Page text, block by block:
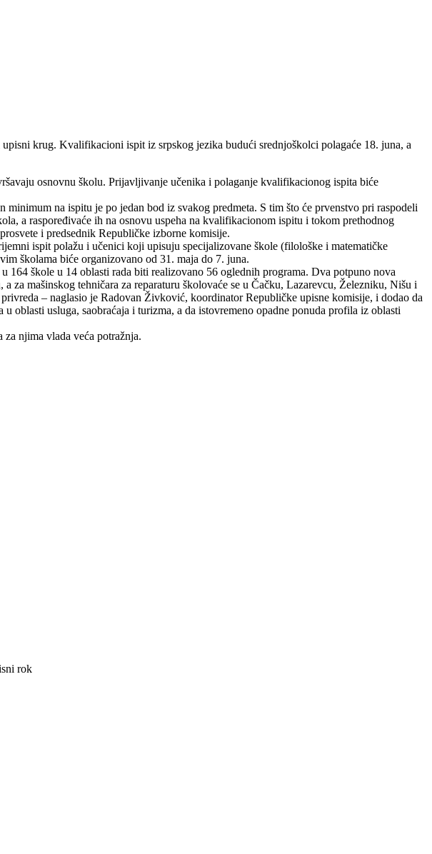
krug. Kvalifikacioni ispit iz srpskog jezika budući srednjoškolci polagaće 18. juna, a
osnovnu školu. Prijavljivanje učenika i polaganje kvalifikacionog ispita biće
na ispitu je po jedan bod iz svakog predmeta. S tim što će prvenstvo pri raspodeli
a raspoređivaće ih na osnovu uspeha na kvalifikacionom ispitu i tokom prethodnog
i predsednik Republičke izborne komisije.
ispit polažu i učenici koji upisuju specijalizovane škole (filološke i matematičke
školama biće organizovano od 31. maja do 7. juna.
164 škole u 14 oblasti rada biti realizovano 56 oglednih programa. Dva potpuno nova
mašinskog tehničara za reparaturu školovaće se u Čačku, Lazarevcu, Železniku, Nišu i
– naglasio je Radovan Živković, koordinator Republičke upisne komisije, i dodao da
oblasti usluga, saobraćaja i turizma, a da istovremeno opadne ponuda profila iz oblasti
njima vlada veća potražnja.
rok